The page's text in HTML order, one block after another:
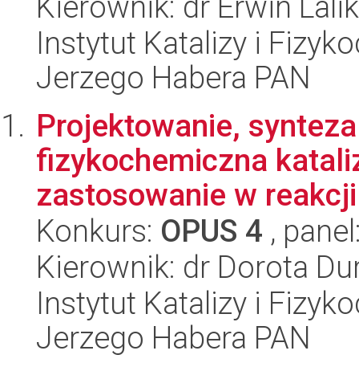
Instytut Katalizy i
Jerzego Habera PAN
Projektowanie,
fizykochemiczna
zastosowanie w
Konkurs: OPUS 4 ,
Kierownik: dr Dorota
Instytut Katalizy i
Jerzego Habera PAN